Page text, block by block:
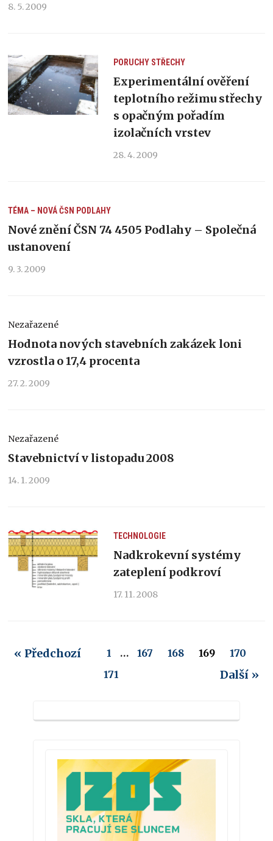
8. 5. 2009
PORUCHY STŘECHY
Experimentální ověření
teplotního režimu střechy
s opačným pořadím
izolačních vrstev
28. 4. 2009
TÉMA – NOVÁ ČSN PODLAHY
Nové znění ČSN 74 4505 Podlahy – Společná
ustanovení
9. 3. 2009
Nezařazené
Hodnota nových stavebních zakázek loni
vzrostla o 17,4 procenta
27. 2. 2009
Nezařazené
Stavebnictví v listopadu 2008
14. 1. 2009
TECHNOLOGIE
Nadkrokevní systémy
zateplení podkroví
17. 11. 2008
« Předchozí 1 … 167 168 169
170
171
Další »